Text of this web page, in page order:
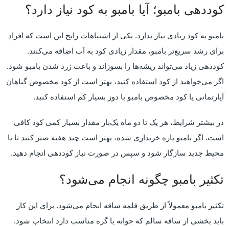
کوددهی بامبو؛ آیا بامبو به کود نیاز دارد؟
بامبو به کود زیادی نیاز ندارد. یکی از اشتباهات رایج این است که افراد
برای رشد سریع‌تر بامبو، مقدار زیادی کود به آب اضافه می‌کنند.
کوددهی زیاد می‌تواند ریشه‌ها را بسوزاند و باعث زرد شدن بامبو شود.
اگر می‌خواهید از کود استفاده کنید، بهتر است از کود مخصوص گیاهان
آپارتمانی یا کود مخصوص بامبو با دوز بسیار کم استفاده کنید.
در بیشتر شرایط، هر یک تا دو ماه یک‌بار مقدار بسیار کمی کود کافی
است. اگر بامبو تازه خریداری شده، بهتر است چند هفته صبر کنید تا با
محیط جدید سازگار شود و سپس در صورت نیاز کوددهی انجام دهید.
تکثیر بامبو چگونه انجام می‌شود؟
تکثیر بامبو معمولاً از طریق قلمه ساقه انجام می‌شود. برای این کار
باید بخشی از ساقه سالم که جوانه یا گره مناسب دارد انتخاب شود.